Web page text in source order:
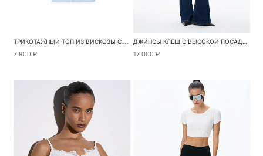
ТРИКОТАЖНЫЙ ТОП ИЗ ВИСКОЗЫ С ВЫСОКИМ ВОРОТОМ
7 900 ₽
ДЖИНСЫ КЛЕШ С ВЫСОКОЙ ПОСАДКОЙ
17 000 ₽